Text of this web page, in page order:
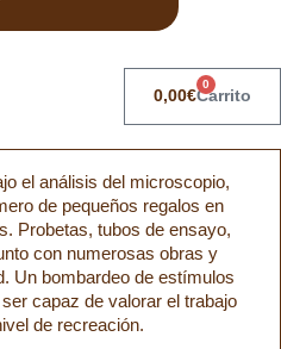
0,00€
0
Carrito
el análisis del microscopio,
de pequeños regalos en
Probetas, tubos de ensayo,
con numerosas obras y
Un bombardeo de estímulos
capaz de valorar el trabajo
de recreación.